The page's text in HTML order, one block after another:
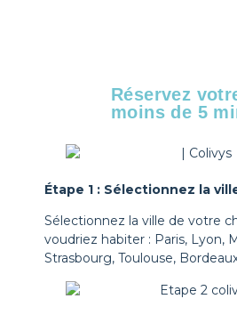
Réservez
moins de 5
Étape 1 : Sélectionnez la
Sélectionnez la ville de votre
voudriez habiter : Paris, Lyon,
Strasbourg, Toulouse,